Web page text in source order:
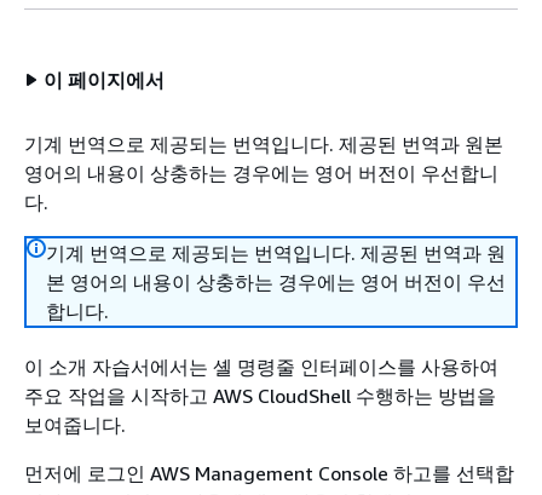
이 페이지에서
기계 번역으로 제공되는 번역입니다. 제공된 번역과 원본
영어의 내용이 상충하는 경우에는 영어 버전이 우선합니
다.
기계 번역으로 제공되는 번역입니다. 제공된 번역과 원
본 영어의 내용이 상충하는 경우에는 영어 버전이 우선
합니다.
이 소개 자습서에서는 셸 명령줄 인터페이스를 사용하여
주요 작업을 시작하고 AWS CloudShell 수행하는 방법을
보여줍니다.
먼저에 로그인 AWS Management Console 하고를 선택합